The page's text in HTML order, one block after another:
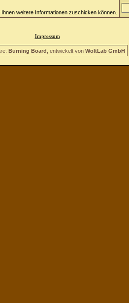
weitere Informationen zuschicken können.
Impressum
Burning Board , entwickelt von WoltLab GmbH